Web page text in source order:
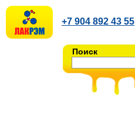
Поиск
+7 904 892 43 55